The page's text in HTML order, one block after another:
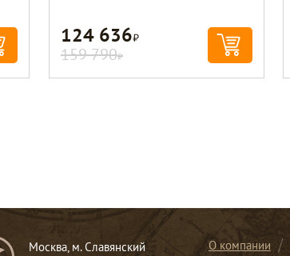
124 636Р
159 790Р
Москва, м. Славянский О компании